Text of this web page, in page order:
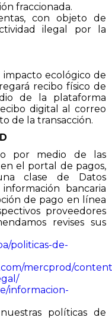
fraccionada.
con objeto de
ilegal por la
ecológico de
recibo físico de
de la plataforma
digital al correo
de la transacción.
por medio de las
el portal de pagos,
clase de Datos
bancaria
de pago en línea
proveedores
revises sus
politicas-de-
mercprod/
informacion-
políticas de